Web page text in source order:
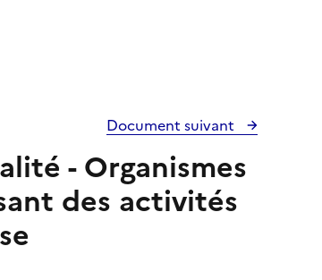
Document suivant
- Organismes
des activités